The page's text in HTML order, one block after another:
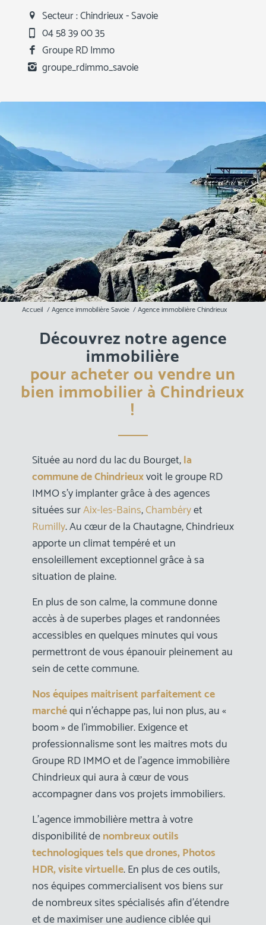
Secteur : Chindrieux - Savoie
04 58 39 00 35
Groupe RD Immo
groupe_rdimmo_savoie
Accueil /Agence immobilière Savoie /Agence immobilière Chindrieux
Découvrez notre agence
immobilière
pour acheter ou vendre un
bien immobilier à Chindrieux
!
Située au nord du lac du Bourget,la
commune de Chindrieuxvoit le groupe RD
IMMO s’y implanter grâce à des agences
situées surAix-les-Bains,Chambéryet
Rumilly. Au cœur de la Chautagne, Chindrieux
apporte un climat tempéré et un
ensoleillement exceptionnel grâce à sa
situation de plaine.
En plus de son calme, la commune donne
accès à de superbes plages et randonnées
accessibles en quelques minutes qui vous
permettront de vous épanouir pleinement au
sein de cette commune.
Nos équipes maitrisent parfaitement ce
marchéqui n’échappe pas, lui non plus, au «
boom » de l’immobilier. Exigence et
professionnalisme sont les maitres mots du
Groupe RD IMMO et de l’agence immobilière
Chindrieux qui aura à cœur de vous
accompagner dans vos projets immobiliers.
L’agence immobilière mettra à votre
disponibilité denombreux outils
technologiques tels que drones, Photos
HDR, visite virtuelle. En plus de ces outils,
nos équipes commercialisent vos biens sur
de nombreux sites spécialisés afin d’étendre
et de maximiser une audience ciblée qui